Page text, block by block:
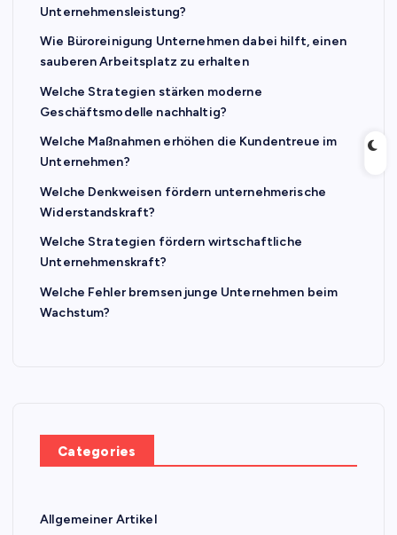
Unternehmensleistung?
Wie Büroreinigung Unternehmen dabei hilft, einen
sauberen Arbeitsplatz zu erhalten
Welche Strategien stärken moderne
Geschäftsmodelle nachhaltig?
Welche Maßnahmen erhöhen die Kundentreue im
Unternehmen?
Welche Denkweisen fördern unternehmerische
Widerstandskraft?
Welche Strategien fördern wirtschaftliche
Unternehmenskraft?
Welche Fehler bremsen junge Unternehmen beim
Wachstum?
Categories
Allgemeiner Artikel